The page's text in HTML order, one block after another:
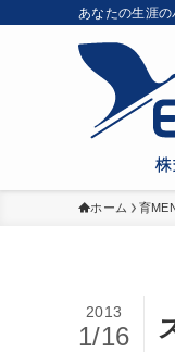
あなたの生涯
ホーム 育
2013
1/16